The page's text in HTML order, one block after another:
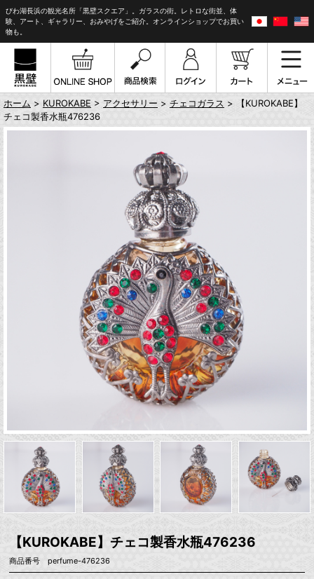
びわ湖長浜の観光名所「黒壁スクエア」。ガラスの街。レトロな街並、体
験、アート、ギャラリー、おみやげをご紹介。オンラインショップでお買い
物も。
ホーム > KUROKABE > アクセサリー > チェコガラス > 【KUROKABE】
チェコ製香水瓶476236
【KUROKABE】チェコ製香水瓶476236
商品番号 perfume-476236